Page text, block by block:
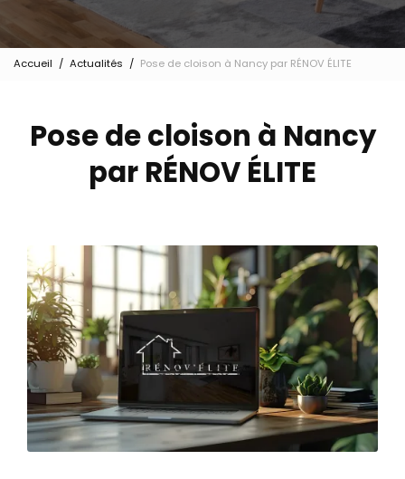
Accueil Actualités Pose de cloison à Nancy par RÉNOV ÉLITE
Pose de cloison à Nancy
par RÉNOV ÉLITE